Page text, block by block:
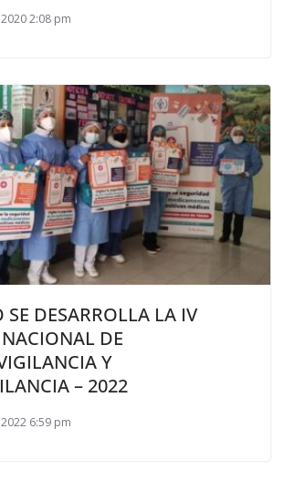
2:08 pm
SE DESARROLLA LA IV
DE
Y
– 2022
6:59 pm